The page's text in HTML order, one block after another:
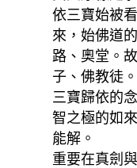
依三寶始被
來，始佛道
路、奧堂。
子、佛教徒
三寶歸依的
智之極的如
能解。
重要在真劍